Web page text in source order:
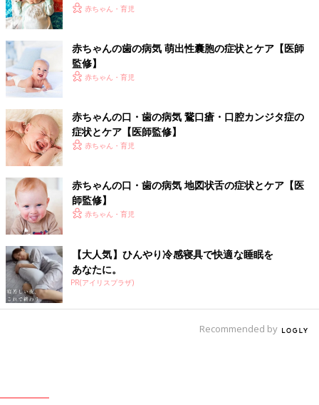
とに残った組織が、歯ぐきの表面に出てきたもの。
新生児の80％程度に見られ、乳歯が生えるころには自然になくな
ります。無理に取ろうとしないようにします」
赤ちゃんの歯の病気 上皮真珠の症状とケ
赤ちゃんの病気【上皮真珠（じょうひしんじ
ゅ）】って？歯ぐきに見られる、大小さまざま
なツヤのある白くてややかたいかたまりが上皮
真珠です。
舌に赤と白の模様ができる【地図状舌】
「地図状舌（ちずじょうぜつ）は、舌の表面に白っぽく縁取られ
た赤い地図状の模様ができるもので、初めは舌の表面に白い斑点
低月齢では気づかないことも多く、模様は数日で消えますが、部
位や形を変えて長い間続くこともあります。治療の必要はありま
せん」
赤ちゃん・育児
赤ちゃんの歯の病気 萌出性囊胞の症状とケア【医師
監修】
赤ちゃん・育児
赤ちゃんの口・歯の病気 鵞口瘡・口腔カンジタ症の
症状とケア【医師監修】
赤ちゃん・育児
赤ちゃんの口・歯の病気 地図状舌の症状とケア【医
師監修】
赤ちゃん・育児
【大人気】ひんやり冷感寝具で快適な睡眠を
あなたに。
PR(アイリスプラザ)
Recommended by